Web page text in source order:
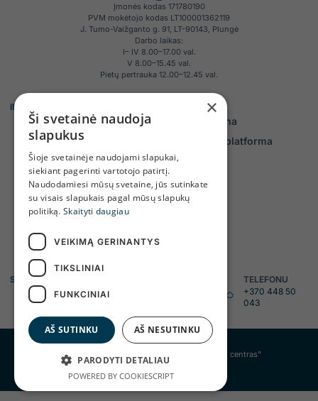
Įmonės kodas 171780190
PVM mokėtojo kodas LT100001362119
J. Tumo-Vaižganto g. 91, LT-90143, Plungė
Darbo laikas:
I– IV 8.00–17.00 val.
V 8.00–15.45 val.
Pietų pertrauka 12.00–12.45 val.
INFORMACIJA
Veiklos ataskaitos
Teisinė informacija
Tyrimai, monitoringai
Asmens duomenų
apsauga
Projektai
Kontaktai ir struktūra
KLIENTAMS
Savitarna
Daiktų platforma
SUSISIEKITE
TELEFONU
+370 448 50
043
© 2024 UAB "Telšių regiono atliekų tvarkymo centras"
Internetinės svetainės
×
Ši svetainė naudoja
slapukus
Šioje svetainėje naudojami slapukai,
siekiant pagerinti vartotojo patirtį.
Naudodamiesi mūsų svetaine, jūs sutinkate
su visais slapukais pagal mūsų slapukų
politiką. Skaityti daugiau
VEIKIMĄ GERINANTYS
TIKSLINIAI
FUNKCINIAI
AŠ SUTINKU AŠ NESUTINKU
PARODYTI DETALIAU
POWERED BY COOKIESCRIPT